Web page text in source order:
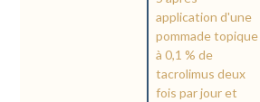
application d'une
pommade topique
à 0,1 % de
tacrolimus deux
fois par jour et